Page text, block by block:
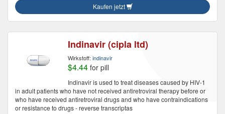
Kaufen jetzt
Indinavir (cipla ltd)
Wirkstoff: indinavir
$4.44 for pill
Indinavir is used to treat diseases caused by HIV-1
in adult patients who have not received antiretroviral therapy before or
who have received antiretroviral drugs and who have contraindications
or resistance to drugs - reverse transcriptas